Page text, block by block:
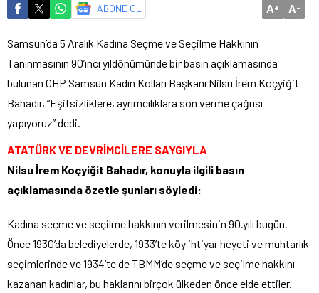
ABONE OL A+ A-
Samsun’da 5 Aralık Kadına Seçme ve Seçilme Hakkının
Tanınmasının 90’ıncı yıldönümünde bir basın açıklamasında
bulunan CHP Samsun Kadın Kolları Başkanı Nilsu İrem Koçyiğit
Bahadır, “Eşitsizliklere, ayrımcılıklara son verme çağrısı
yapıyoruz” dedi.
ATATÜRK VE DEVRİMCİLERE SAYGIYLA
Nilsu İrem Koçyiğit Bahadır, konuyla ilgili basın
açıklamasında özetle şunları söyledi:
Kadına seçme ve seçilme hakkının verilmesinin 90.yılı bugün.
Önce 1930’da belediyelerde, 1933’te köy ihtiyar heyeti ve muhtarlık
seçimlerinde ve 1934’te de TBMM’de seçme ve seçilme hakkını
kazanan kadınlar, bu haklarını birçok ülkeden önce elde ettiler.